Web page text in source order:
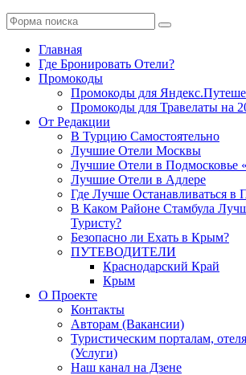
Поиск
Главная
Где Бронировать Отели?
Промокоды
Промокоды для
Промокоды для Травелаты на
От Редакции
В Турцию Самостоятельно
Лучшие Отели Москвы
Лучшие Отели в Подмосковье
Лучшие Отели в Адлере
Где Лучше Останавливаться в
В Каком Районе Стамбула
Туристу?
Безопасно ли Ехать в Крым?
ПУТЕВОДИТЕЛИ
Краснодарский Край
Крым
О Проекте
Контакты
Авторам (Вакансии)
Туристическим порталам,
(Услуги)
Наш канал на Дзене